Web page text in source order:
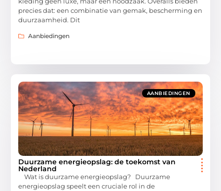
precies dat: een combinatie van gemak, bescherming en
duurzaamheid. Dit
Aanbiedingen
AANBIEDINGEN
Duurzame energieopslag: de toekomst van
Nederland
Wat is duurzame energieopslag? Duurzame
energieopslag speelt een cruciale rol in de